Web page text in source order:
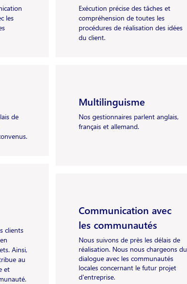
les
de
clients
Ainsi,
au
et
Exécution précise des tâches et
compréhension de toutes les
procédures de réalisation des idées
du client.
Multilinguisme
Nos gestionnaires parlent anglais,
français et allemand.
Communication avec
les communautés
Nous suivons de près les délais de
réalisation. Nous nous chargeons du
dialogue avec les communautés
locales concernant le futur projet
d'entreprise.